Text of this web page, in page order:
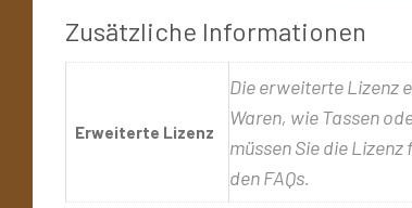
Zusätzliche Informationen
Erweiterte Lizenz
Die erweiterte Lizenz
Waren, wie Tassen
müssen Sie die
den FAQs.